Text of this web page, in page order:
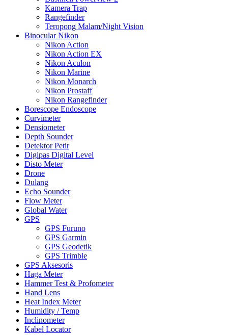
Kamera Trap
Rangefinder
Teropong Malam/Night Vision
Binocular Nikon
Nikon Action
Nikon Action EX
Nikon Aculon
Nikon Marine
Nikon Monarch
Nikon Prostaff
Nikon Rangefinder
Borescope Endoscope
Curvimeter
Densiometer
Depth Sounder
Detektor Petir
Digipas Digital Level
Disto Meter
Drone
Dulang
Echo Sounder
Flow Meter
Global Water
GPS
GPS Furuno
GPS Garmin
GPS Geodetik
GPS Trimble
GPS Aksesoris
Haga Meter
Hammer Test & Profometer
Hand Lens
Heat Index Meter
Humidity / Temp
Inclinometer
Kabel Locator